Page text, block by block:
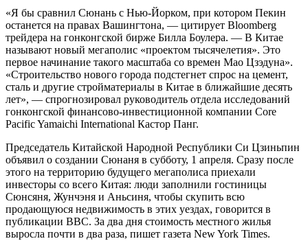
«Я бы сравнил Сюнань с Нью-Йорком, при котором Пекин
останется на правах Вашингтона, — цитирует Bloomberg
трейдера на гонконгской бирже Билла Боулера. — В Китае
называют новый мегаполис «проектом тысячелетия». Это
первое начинание такого масштаба со времен Мао Цзэдуна».
«Строительство нового города подстегнет спрос на цемент,
сталь и другие стройматериалы в Китае в ближайшие десять
лет», — спрогнозировал руководитель отдела исследований
гонконгской финансово-инвестиционной компании Core
Pacific Yamaichi International Кастор Панг.
Председатель Китайской Народной Республики Си Цзиньпин
объявил о создании Сюнаня в субботу, 1 апреля. Сразу после
этого на территорию будущего мегаполиса приехали
инвесторы со всего Китая: люди заполнили гостиницы
Сюнсяня, Жунчэня и Аньсиня, чтобы скупить всю
продающуюся недвижимость в этих уездах, говорится в
публикации ВВС. За два дня стоимость местного жилья
выросла почти в два раза, пишет газета New York Times.